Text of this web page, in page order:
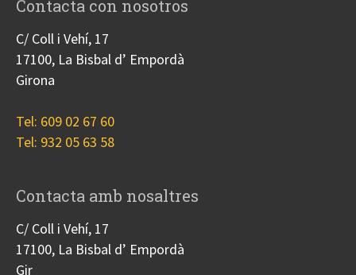
Contacta con nosotros
C/ Coll i Vehí, 17
17100, La Bisbal d’ Empordà
Girona
Tel: 609 02 67 60
Tel: 932 05 63 58
Contacta amb nosaltres
C/ Coll i Vehí, 17
17100, La Bisbal d’ Empordà
Gir